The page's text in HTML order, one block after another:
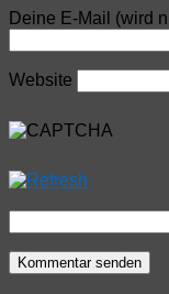
Deine E-Mail (wird
Website